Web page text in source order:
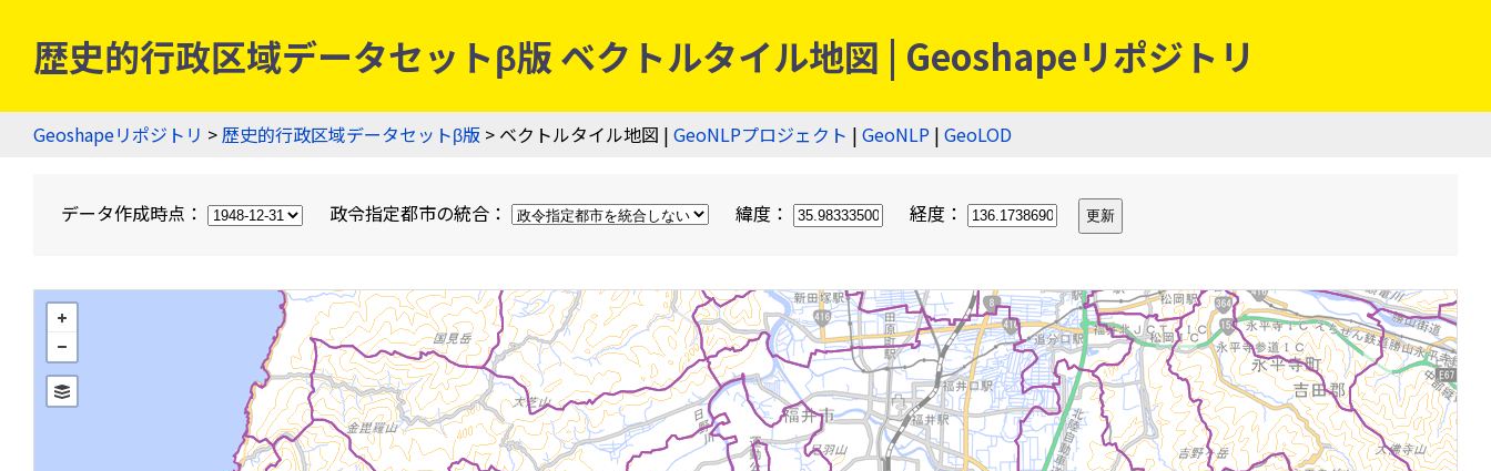
歴史的行政区域データセットβ版 ベクトルタイル地図 | Geoshapeリポジトリ
Geoshapeリポジトリ >歴史的行政区域データセットβ版 > ベクトルタイル地図 | GeoNLPプロジェクト | GeoNLP | GeoLOD
データ作成時点： 政令指定都市の統合： 緯度： 経度：